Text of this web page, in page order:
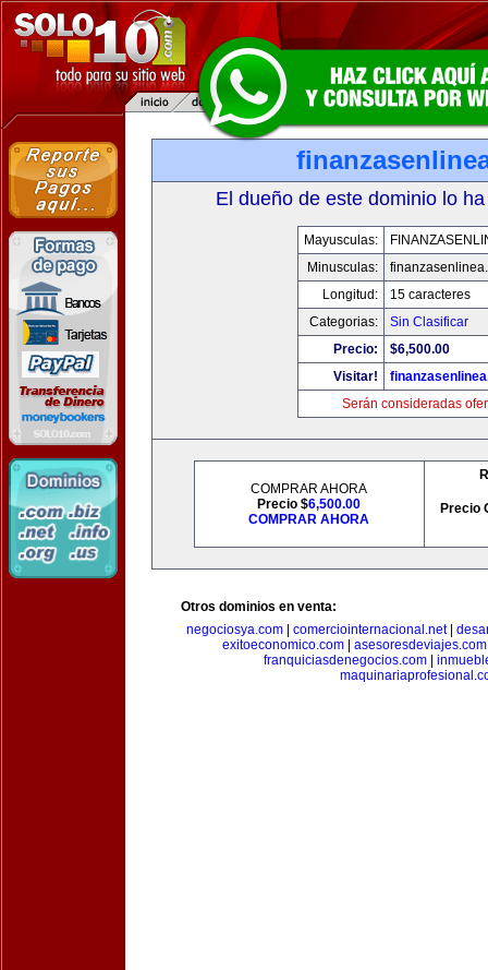
El dueño de este dominio lo
Mayusculas:
Minusculas:
Longitud:
15 caracteres
Categorias:
Sin Clasificar
Precio:
$6,500.00
Visitar!
Serán consideradas
COMPRAR AHORA
Precio $6,500.00
COMPRAR AHORA
Precio
Otros dominios en venta:
negociosya.com
comerciointernacional.net|
exitoeconomico.com| asesoresdeviajes.com
franquiciasdenegocios.com|